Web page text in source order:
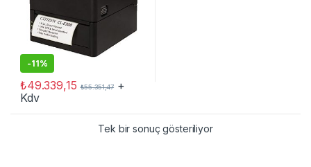
-11%
₺49.339,15 ₺55.351,47 +
Kdv
Tek bir sonuç gösteriliyor